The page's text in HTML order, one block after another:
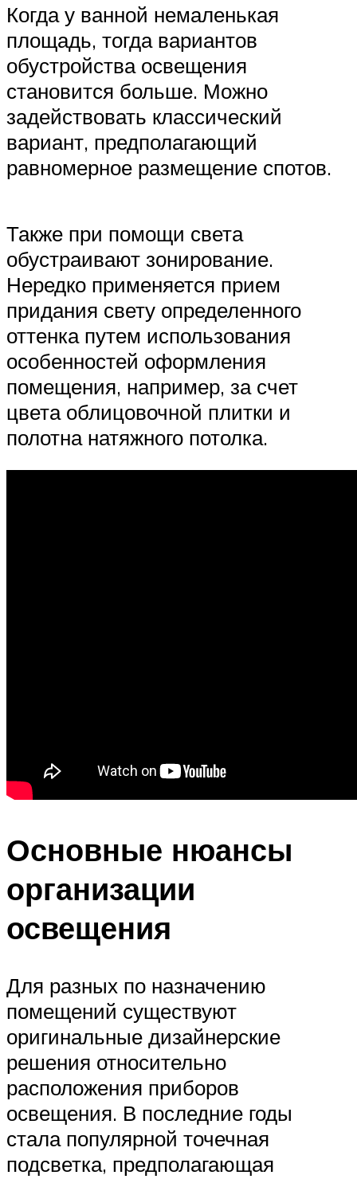
Когда у ванной немаленькая
площадь, тогда вариантов
обустройства освещения
становится больше. Можно
задействовать классический
вариант, предполагающий
равномерное размещение спотов.
Также при помощи света
обустраивают зонирование.
Нередко применяется прием
придания свету определенного
оттенка путем использования
особенностей оформления
помещения, например, за счет
цвета облицовочной плитки и
полотна натяжного потолка.
Основные нюансы
организации
освещения
Для разных по назначению
помещений существуют
оригинальные дизайнерские
решения относительно
расположения приборов
освещения. В последние годы
стала популярной точечная
подсветка, предполагающая